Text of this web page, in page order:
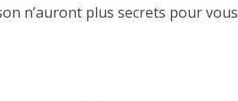
n’auront plus secrets pour vous